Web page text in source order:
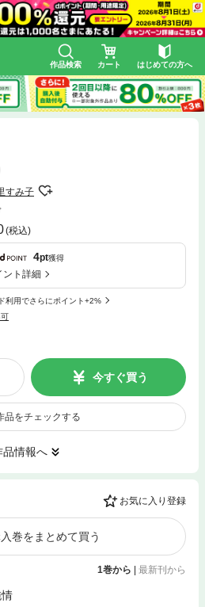
作品検索 カート はじめての方へ
すみ子
(税込)
4pt獲得
ント詳細
利用でさらにポイント+2%
今すぐ買う
品をチェックする
品情報へ
お気に入り登録
巻をまとめて買う
1巻から 最新刊から